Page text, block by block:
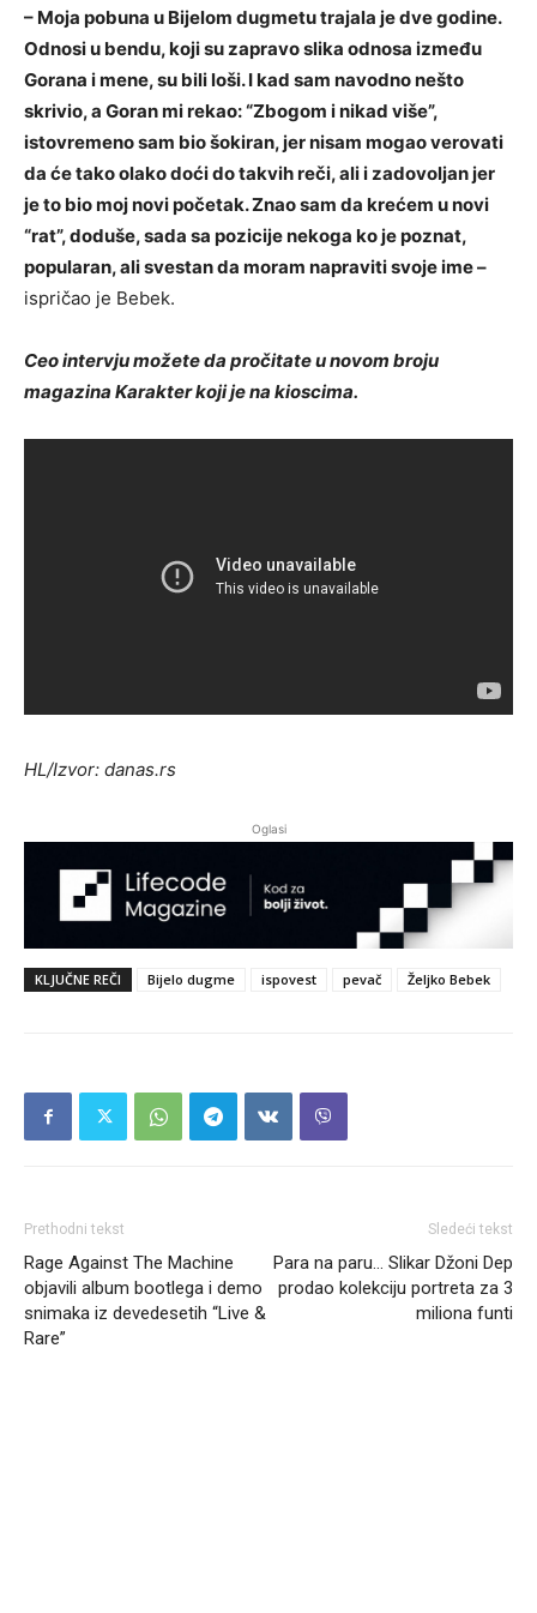
– Moja pobuna u Bijelom dugmetu trajala je dve godine.
Odnosi u bendu, koji su zapravo slika odnosa između
Gorana i mene, su bili loši. I kad sam navodno nešto
skrivio, a Goran mi rekao: “Zbogom i nikad više”,
istovremeno sam bio šokiran, jer nisam mogao verovati
da će tako olako doći do takvih reči, ali i zadovoljan jer
je to bio moj novi početak. Znao sam da krećem u novi
“rat”, doduše, sada sa pozicije nekoga ko je poznat,
popularan, ali svestan da moram napraviti svoje ime –
ispričao je Bebek.
Ceo intervju možete da pročitate u novom broju
magazina Karakter koji je na kioscima.
HL/Izvor: danas.rs
Oglasi
KLJUČNE REČI Bijelo dugme ispovest pevač Željko Bebek
Prethodni tekst
Rage Against The Machine
objavili album bootlega i demo
snimaka iz devedesetih “Live &
Rare”
Sledeći tekst
Para na paru… Slikar Džoni Dep
prodao kolekciju portreta za 3
miliona funti